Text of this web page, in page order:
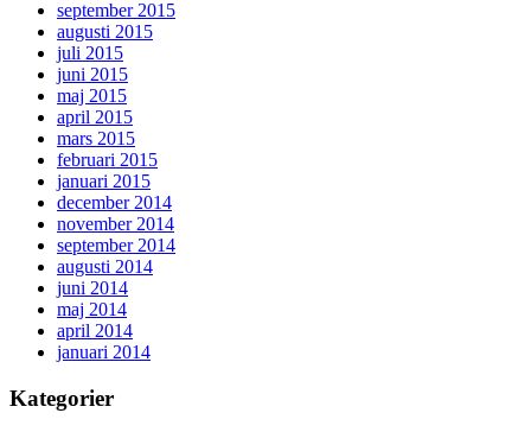
september 2015
augusti 2015
juli 2015
juni 2015
maj 2015
april 2015
mars 2015
februari 2015
januari 2015
december 2014
november 2014
september 2014
augusti 2014
juni 2014
maj 2014
april 2014
januari 2014
Kategorier